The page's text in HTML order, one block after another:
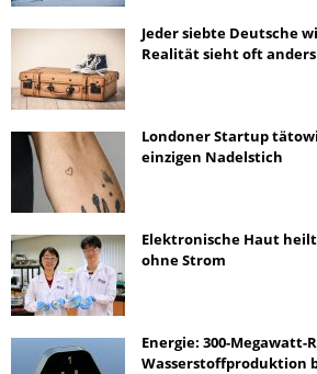
Jeder siebte Deutsche
Realität sieht oft
Londoner Startup
einzigen Nadelstich
Elektronische Haut
ohne Strom
Energie: 300-
Wasserstoffproduktion